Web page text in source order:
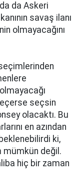
da Askeri
savaş ilanı
olmayacağını
seçsin
olacaktı. Bu
en azından
ki,
mümkün değil.
hiç bir zaman